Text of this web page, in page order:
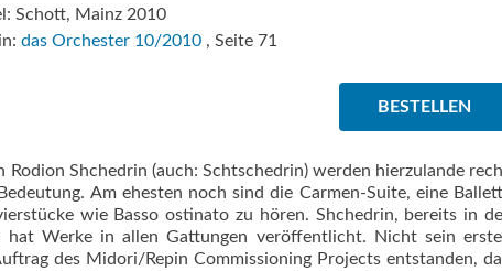
Schott, Mainz 2010
das Orchester 10/2010, Seite 71
BESTELLEN
Shchedrin (auch: Schtschedrin) werden hierzulande
Am ehesten noch sind die Carmen-Suite, eine
wie Basso ostinato zu hören. Shchedrin, bereits in
hat Werke in allen Gattungen veröffentlicht. Nicht sein
des Midori/Repin Commissioning Projects entstanden,